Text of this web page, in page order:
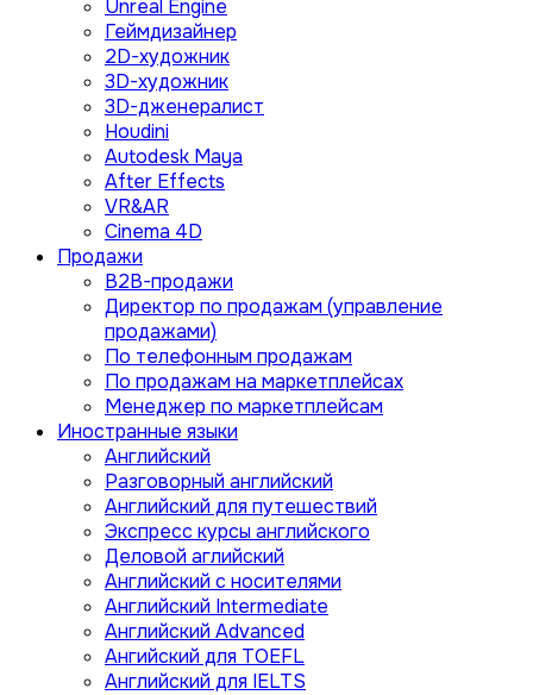
Unreal Engine
Геймдизайнер
2D-художник
3D-художник
3D-дженералист
Houdini
Autodesk Maya
After Effects
VR&AR
Cinema 4D
Продажи
B2B-продажи
Директор по продажам (управление
продажами)
По телефонным продажам
По продажам на маркетплейсах
Менеджер по маркетплейсам
Иностранные языки
Английский
Разговорный английский
Английский для путешествий
Экспресс курсы английского
Деловой аглийский
Английский с носителями
Английский Intermediate
Английский Advanced
Ангийский для TOEFL
Английский для IELTS